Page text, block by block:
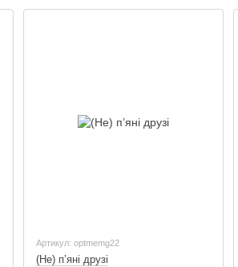
Артикул: optmemg22
(Не) пʼяні друзі